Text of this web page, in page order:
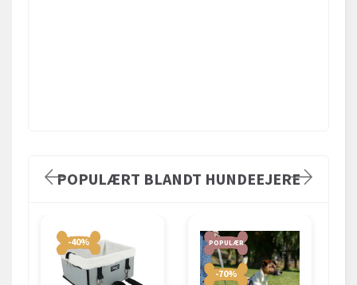
POPULÆRT BLANDT HUNDEEJERE
-40% POPULÆR
-70%